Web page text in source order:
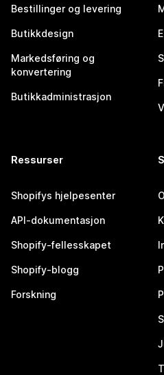
Bestillinger og levering
Butikkdesign
Markedsføring og
konvertering
Butikkadministrasjon
Ressurser
Shopifys hjelpesenter
API-dokumentasjon
Shopify-fellesskapet
Shopify-blogg
Forskning